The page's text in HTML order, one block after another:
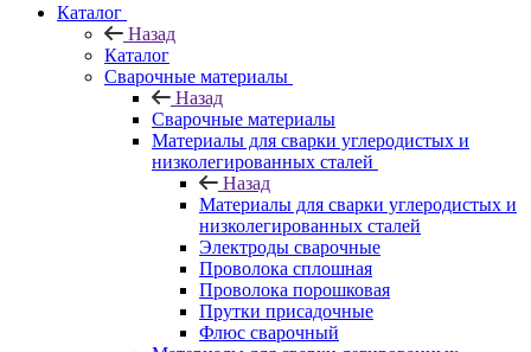
Каталог
Назад
Каталог
Сварочные материалы
Назад
Сварочные материалы
Материалы для сварки углеродистых и
низколегированных сталей
Назад
Материалы для сварки углеродистых и
низколегированных сталей
Электроды сварочные
Проволока сплошная
Проволока порошковая
Прутки присадочные
Флюс сварочный